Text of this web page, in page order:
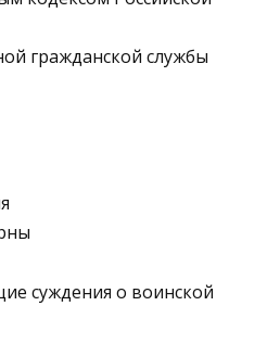
гражданской службы
суждения о воинской